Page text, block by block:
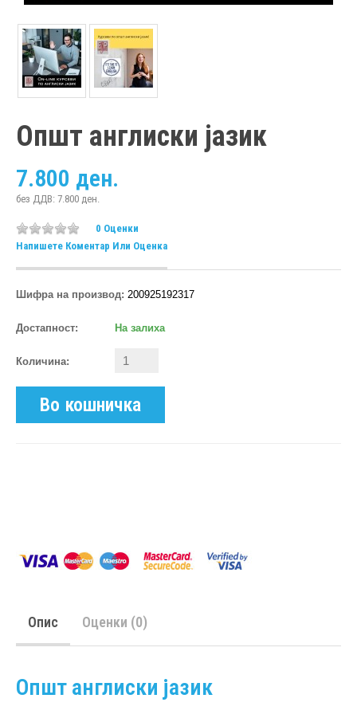
Општ англиски јазик
7.800 ден.
без ДДВ: 7.800 ден.
0 Оценки
Напишете Коментар Или Оценка
Шифра на производ: 200925192317
Достапност: На залиха
Количина:
Во кошничка
Опис Оценки (0)
Општ англиски јазик